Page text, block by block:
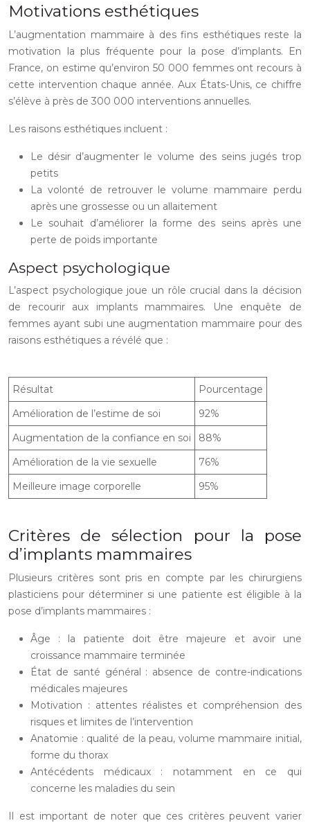
Motivations esthétiques
L’augmentation mammaire à des fins esthétiques reste la
motivation la plus fréquente pour la pose d’implants. En
France, on estime qu’environ 50 000 femmes ont recours à
cette intervention chaque année. Aux États-Unis, ce chiffre
s’élève à près de 300 000 interventions annuelles.
Les raisons esthétiques incluent :
Le désir d’augmenter le volume des seins jugés trop
petits
La volonté de retrouver le volume mammaire perdu
après une grossesse ou un allaitement
Le souhait d’améliorer la forme des seins après une
perte de poids importante
Aspect psychologique
L’aspect psychologique joue un rôle crucial dans la décision
de recourir aux implants mammaires. Une enquête de
femmes ayant subi une augmentation mammaire pour des
raisons esthétiques a révélé que :
Résultat
Pourcentage
Amélioration de l’estime de soi
92%
Augmentation de la confiance en soi
88%
Amélioration de la vie sexuelle
76%
Meilleure image corporelle
95%
Critères de sélection pour la pose
d’implants mammaires
Plusieurs critères sont pris en compte par les chirurgiens
plasticiens pour déterminer si une patiente est éligible à la
pose d’implants mammaires :
Âge : la patiente doit être majeure et avoir une
croissance mammaire terminée
État de santé général : absence de contre-indications
médicales majeures
Motivation : attentes réalistes et compréhension des
risques et limites de l’intervention
Anatomie : qualité de la peau, volume mammaire initial,
forme du thorax
Antécédents médicaux : notamment en ce qui
concerne les maladies du sein
Il est important de noter que ces critères peuvent varier